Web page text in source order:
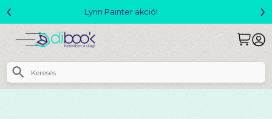
Megjelent! L. J. Shen: Legvadabb álmaimban szeretlek
‹ ›